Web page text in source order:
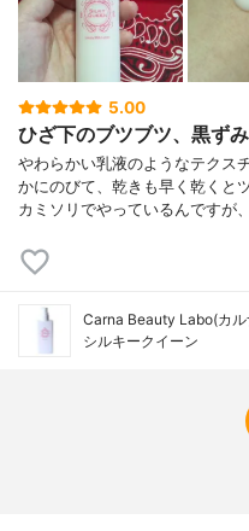
内容量
5.00
ひざ下のブツブツ、黒ず
やわらかい乳液のようなテクス
かにのびて、乾きも早く乾くと
カミソリでやっているんですが
Carna Beauty Labo(カ
シルキークイーン